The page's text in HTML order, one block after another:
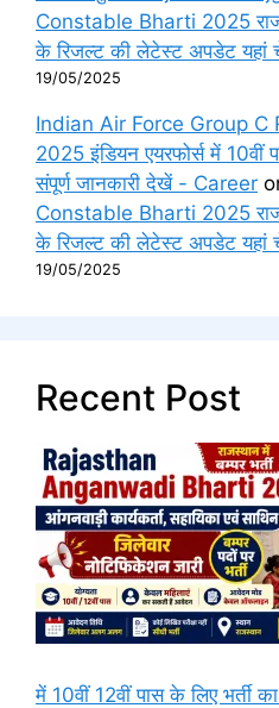
Constable Bharti 2025
के रिजल्ट की लेटेस्ट अपडेट
19/05/2025
Indian Air Force Group C
2025 इंडियन एयरफोर्स में 10वीं
संपूर्ण जानकारी देखें - Career
Constable Bharti 2025
के रिजल्ट की लेटेस्ट अपडेट
19/05/2025
Recent Post
में 10वीं 12वीं पास के लिए भर्ती